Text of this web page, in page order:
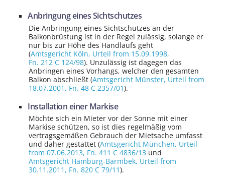
Anbringung eines Sichtschutzes
Die Anbringung eines Sichtschutzes an der
Balkonbrüstung ist in der Regel zulässig, solange er
nur bis zur Höhe des Handlaufs geht
(Amtsgericht Köln, Urteil from 15.09.1998,
Fn. 212 C 124/98). Unzulässig ist dagegen das
Anbringen eines Vorhangs, welcher den gesamten
Balkon abschließt (Amtsgericht Münster, Urteil from
18.07.2001, Fn. 48 C 2357/01).
Installation einer Markise
Möchte sich ein Mieter vor der Sonne mit einer
Markise schützen, so ist dies regelmäßig vom
vertragsgemäßen Gebrauch der Mietsache umfasst
und daher gestattet (Amtsgericht München, Urteil
from 07.06.2013, Fn. 411 C 4836/13 und
Amtsgericht Hamburg-Barmbek, Urteil from
30.11.2011, Fn. 820 C 79/11).